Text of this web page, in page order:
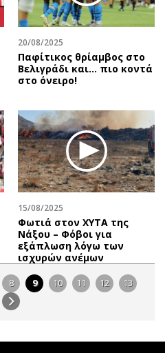
20/08/2025
Παφίτικος θρίαμβος στο
Βελιγράδι και... πιο κοντά
στο όνειρο!
15/08/2025
Φωτιά στον ΧΥΤΑ της
Νάξου – Φόβοι για
εξάπλωση λόγω των
ισχυρών ανέμων
8 9 10 11 12 13